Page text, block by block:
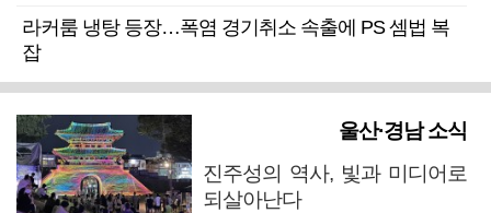
라커룸 냉탕 등장…폭염 경기취소 속출에 PS 셈법 복
잡
울산·경남 소식
진주성의 역사, 빛과 미디어로
되살아난다